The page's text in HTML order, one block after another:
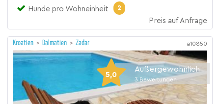
Hunde pro Wohneinheit
2
Preis auf Anfrage
Kroatien > Dalmatien > Zadar a10850
5,0
Außergewöhnlich
3 Bewertungen